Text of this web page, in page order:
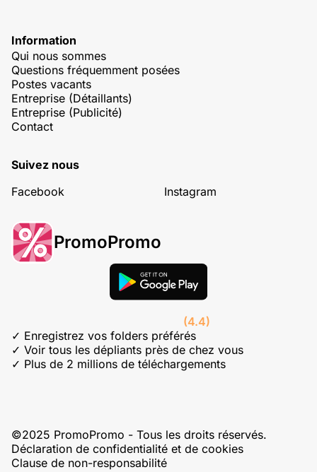
Information
Qui nous sommes
Questions fréquemment posées
Postes vacants
Entreprise (Détaillants)
Entreprise (Publicité)
Contact
Suivez nous
Facebook
Instagram
PromoPromo
(4.4)
✓ Enregistrez vos folders préférés
✓ Voir tous les dépliants près de chez vous
✓ Plus de 2 millions de téléchargements
©2025 PromoPromo - Tous les droits réservés.
Déclaration de confidentialité et de cookies
Clause de non-responsabilité